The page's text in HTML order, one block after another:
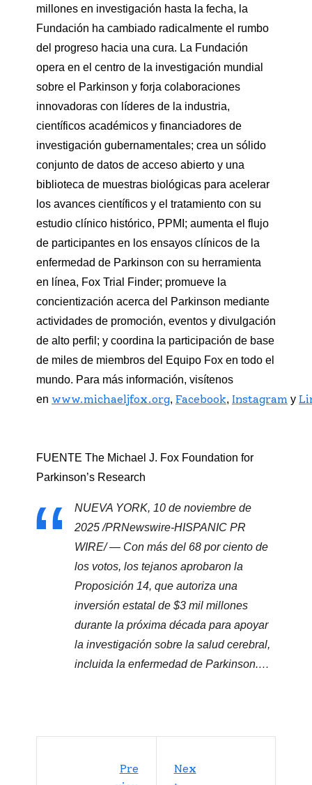
millones en investigación hasta la fecha, la
Fundación ha cambiado radicalmente el rumbo
del progreso hacia una cura. La Fundación
opera en el centro de la investigación mundial
sobre el Parkinson y forja colaboraciones
innovadoras con líderes de la industria,
científicos académicos y financiadores de
investigación gubernamentales; crea un sólido
conjunto de datos de acceso abierto y una
biblioteca de muestras biológicas para acelerar
los avances científicos y el tratamiento con su
estudio clínico histórico, PPMI; aumenta el flujo
de participantes en los ensayos clínicos de la
enfermedad de Parkinson con su herramienta
en línea, Fox Trial Finder; promueve la
concientización acerca del Parkinson mediante
actividades de promoción, eventos y divulgación
de alto perfil; y coordina la participación de base
de miles de miembros del Equipo Fox en todo el
mundo. Para más información, visítenos
en www.michaeljfox.org, Facebook, Instagram y
FUENTE The Michael J. Fox Foundation for
Parkinson’s Research
NUEVA YORK, 10 de noviembre de
2025 /PRNewswire-HISPANIC PR
WIRE/ — Con más del 68 por ciento de
los votos, los tejanos aprobaron la
Proposición 14, que autoriza una
inversión estatal de $3 mil millones
durante la próxima década para apoyar
la investigación sobre la salud cerebral,
incluida la enfermedad de Parkinson.…
Pre
Nex